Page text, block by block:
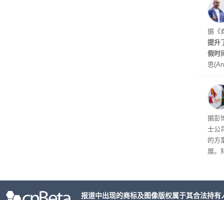
联邦
员
其中
提交
是
据《
提升
假时
思
在7
了这
据彭
士公
的方
展。
片的
报道中出现的商标及图像版权属于其合法持